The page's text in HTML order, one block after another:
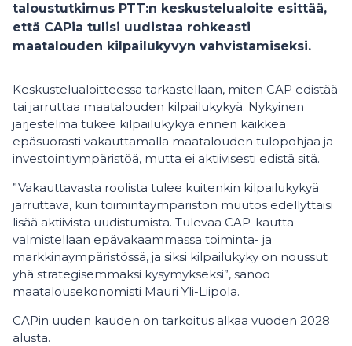
taloustutkimus PTT:n keskustelualoite esittää,
että CAPia tulisi uudistaa rohkeasti
maatalouden kilpailukyvyn vahvistamiseksi.
Keskustelualoitteessa tarkastellaan, miten CAP edistää
tai jarruttaa maatalouden kilpailukykyä. Nykyinen
järjestelmä tukee kilpailukykyä ennen kaikkea
epäsuorasti vakauttamalla maatalouden tulopohjaa ja
investointiympäristöä, mutta ei aktiivisesti edistä sitä.
”Vakauttavasta roolista tulee kuitenkin kilpailukykyä
jarruttava, kun toimintaympäristön muutos edellyttäisi
lisää aktiivista uudistumista. Tulevaa CAP-kautta
valmistellaan epävakaammassa toiminta- ja
markkinaympäristössä, ja siksi kilpailukyky on noussut
yhä strategisemmaksi kysymykseksi”, sanoo
maatalousekonomisti Mauri Yli-Liipola.
CAPin uuden kauden on tarkoitus alkaa vuoden 2028
alusta.